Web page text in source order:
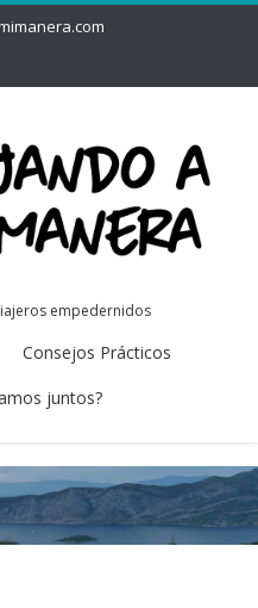
empedernidos
Consejos Prácticos
juntos?